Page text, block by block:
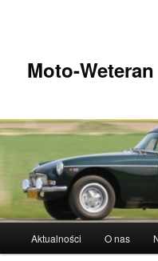
Moto-
Aktualności O nas